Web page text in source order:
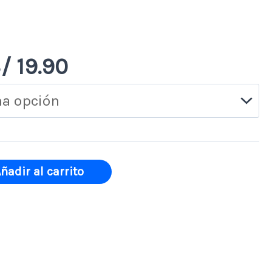
39.90.
19.90S/ 19.90.
al carrito